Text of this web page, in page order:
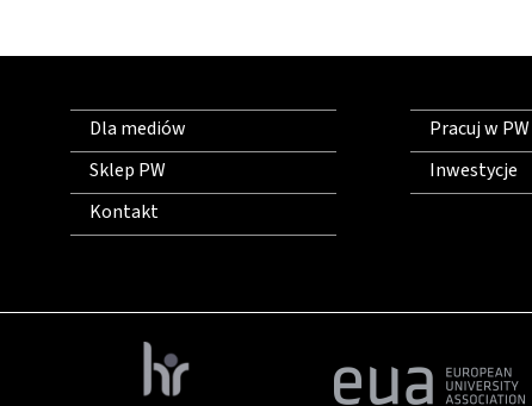
Dla mediów
Sklep PW
Kontakt
Pracuj w PW
Inwestycje